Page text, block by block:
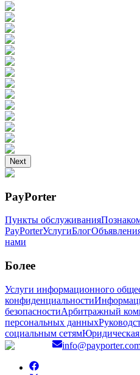
Next
PayPorter
Пункты обслуживания
PayPorterУслугиБлог
нами
Более
Услуги информационного
конфиденциальности
безопасностиАрбитражный
персональных данных
социальным сетям